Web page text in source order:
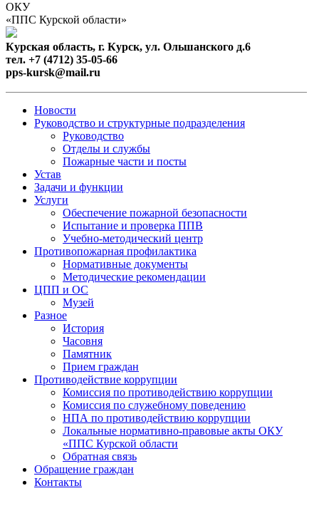
ОКУ
«ППС Курской области»
Курская область, г. Курск, ул. Ольшанского д.6
тел. +7 (4712) 35-05-66
pps-kursk@mail.ru
Новости
Руководство и структурные подразделения
Руководство
Отделы и службы
Пожарные части и посты
Устав
Задачи и функции
Услуги
Обеспечение пожарной безопасности
Испытание и проверка ППВ
Учебно-методический центр
Противопожарная профилактика
Нормативные документы
Методические рекомендации
ЦПП и ОС
Музей
Разное
История
Часовня
Памятник
Прием граждан
Противодействие коррупции
Комиссия по противодействию коррупции
Комиссия по служебному поведению
НПА по противодействию коррупции
Локальные нормативно-правовые акты ОКУ
«ППС Курской области
Обратная связь
Обращение граждан
Контакты